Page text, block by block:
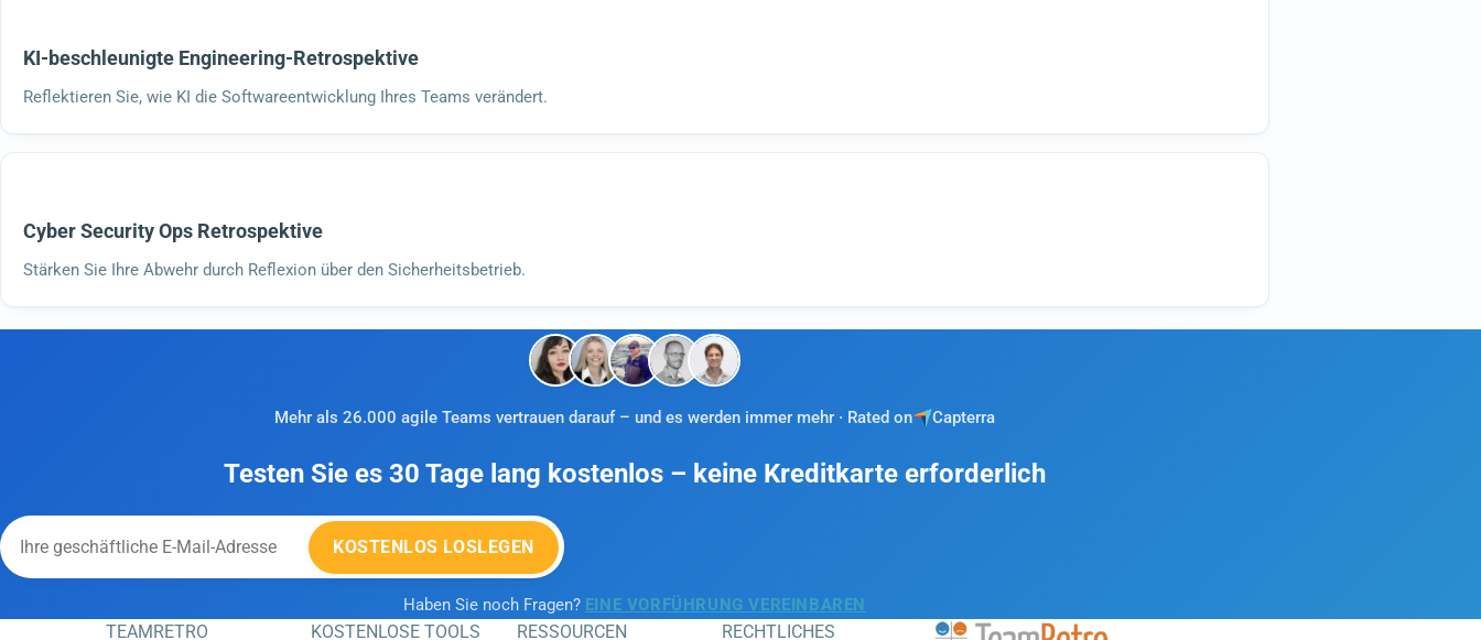
KI-beschleunigte Engineering-Retrospektive
Reflektieren Sie, wie KI die Softwareentwicklung Ihres Teams verändert.
Cyber Security Ops Retrospektive
Stärken Sie Ihre Abwehr durch Reflexion über den Sicherheitsbetrieb.
Mehr als 26.000 agile Teams vertrauen darauf – und es werden immer mehr · Rated on Capterra
Testen Sie es 30 Tage lang kostenlos – keine Kreditkarte erforderlich
KOSTENLOS LOSLEGEN
Haben Sie noch Fragen? EINE VORFÜHRUNG VEREINBAREN
TEAMRETRO KOSTENLOSE TOOLS RESSOURCEN RECHTLICHES